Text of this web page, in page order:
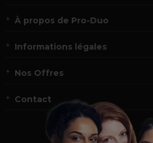
À propos de Pro-Duo
Informations légales
Nos Offres
Contact